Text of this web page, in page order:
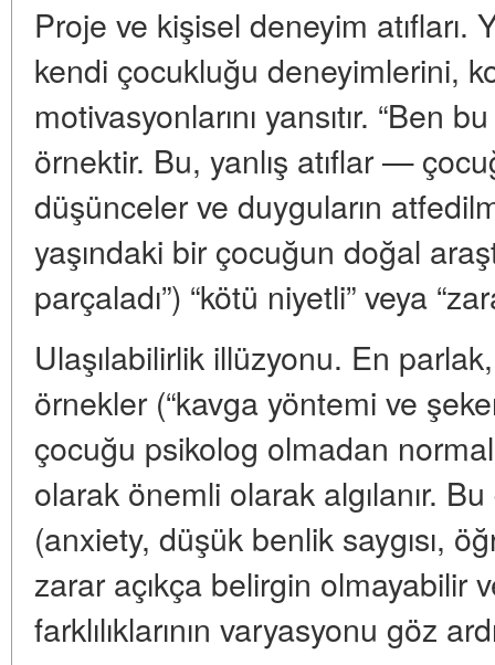
Proje ve kişisel deneyim
kendi çocukluğu deneyimlerini,
motivasyonlarını yansıtır. “Ben
örnektir. Bu, yanlış atıflar —
düşünceler ve duyguların
yaşındaki bir çocuğun doğal
parçaladı”) “kötü niyetli” veya
Ulaşılabilirlik illüzyonu. En
örnekler (“kavga yöntemi ve
çocuğu psikolog olmadan
olarak önemli olarak algılanır.
(anxiety, düşük benlik saygısı,
zarar açıkça belirgin olmayabilir
farklılıklarının varyasyonu göz